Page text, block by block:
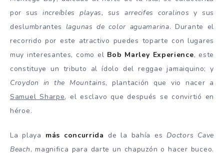
por susincreíbles playas, sus arrecifes coralinos y sus
deslumbrantes lagunas de color aguamarina. Durante el
recorrido por este atractivo puedes toparte con lugares
muy interesantes, como el Bob Marley Experience, este
constituye un tributo al ídolo del reggae jamaiquino; y
Croydon in the Mountains, plantación que vio nacer a
Samuel Sharpe, el esclavo que después se convirtió en
héroe.
La playa más concurrida de la bahía esDoctors Cave
Beach, magnifica para darte un chapuzón o hacer buceo.